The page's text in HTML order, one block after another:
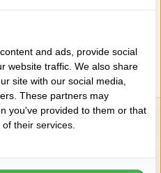
and ads, provide social
website traffic. We also share
site with our social media,
These partners may
you've provided to them or that
their services.